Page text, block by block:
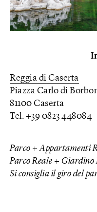
Reggia di Caserta
Piazza Carlo di
81100 Caserta
Tel. +39 0823 448084
Parco + Appartamenti
Parco Reale + Giardino
Si consiglia il giro del